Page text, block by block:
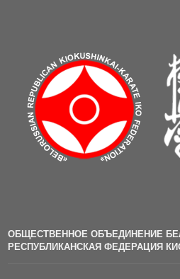
ОБЩЕСТВЕННОЕ ОБЪЕДИНЕНИЕ
РЕСПУБЛИКАНСКАЯ ФЕДЕРАЦИЯ